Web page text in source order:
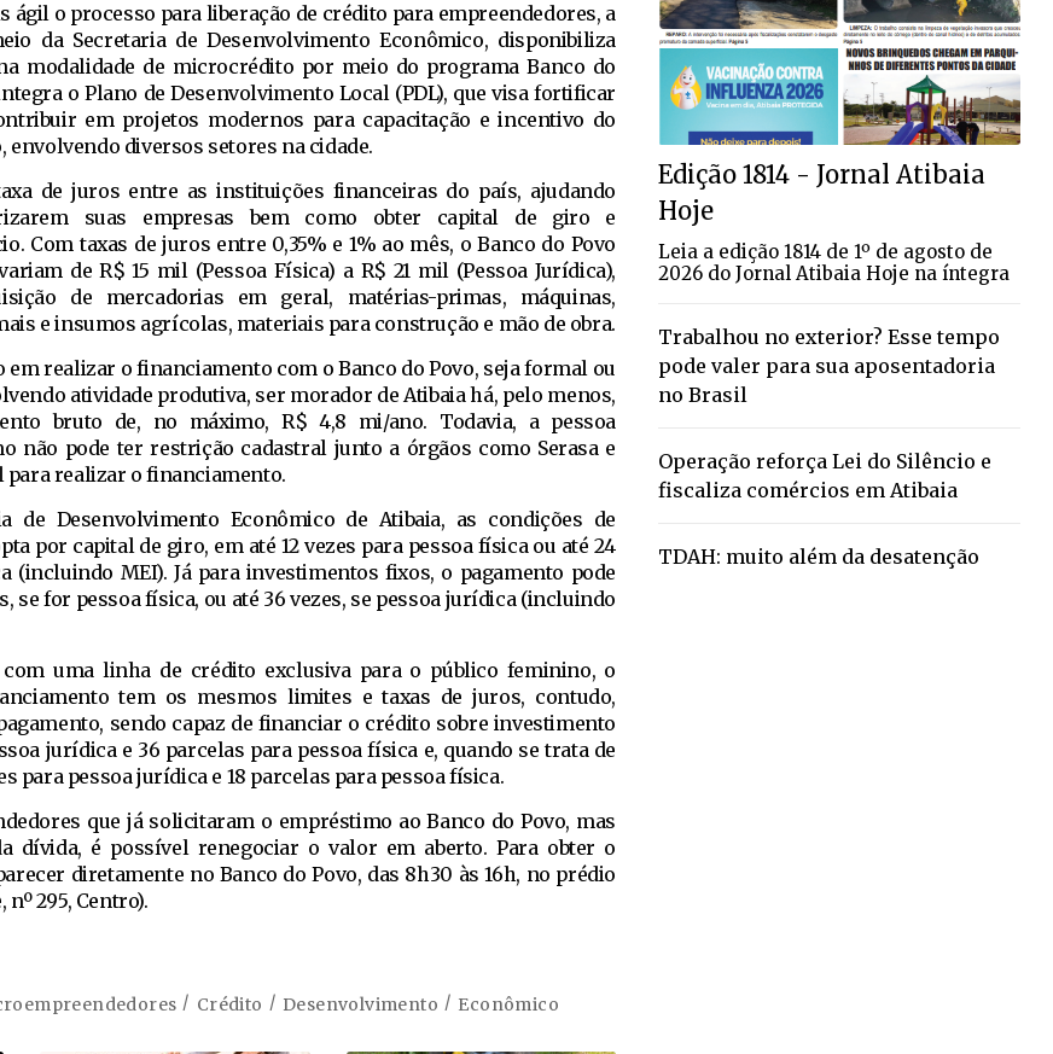
ágil o processo para liberação de crédito para empreendedores, a
da Secretaria de Desenvolvimento Econômico, disponibiliza
modalidade de microcrédito por meio do programa Banco do
o Plano de Desenvolvimento Local (PDL), que visa fortificar
em projetos modernos para capacitação e incentivo do
diversos setores na cidade.
de juros entre as instituições financeiras do país, ajudando
suas empresas bem como obter capital de giro e
Com taxas de juros entre 0,35% e 1% ao mês, o Banco do Povo
de R$ 15 mil (Pessoa Física) a R$ 21 mil (Pessoa Jurídica),
de mercadorias em geral, matérias-primas, máquinas,
e insumos agrícolas, materiais para construção e mão de obra.
em realizar o financiamento com o Banco do Povo, seja formal ou
atividade produtiva, ser morador de Atibaia há, pelo menos,
bruto de, no máximo, R$ 4,8 mi/ano. Todavia, a pessoa
não pode ter restrição cadastral junto a órgãos como Serasa e
para realizar o financiamento.
de Desenvolvimento Econômico de Atibaia, as condições de
por capital de giro, em até 12 vezes para pessoa física ou até 24
(incluindo MEI). Já para investimentos fixos, o pagamento pode
se for pessoa física, ou até 36 vezes, se pessoa jurídica (incluindo
uma linha de crédito exclusiva para o público feminino, o
tem os mesmos limites e taxas de juros, contudo,
sendo capaz de financiar o crédito sobre investimento
jurídica e 36 parcelas para pessoa física e, quando se trata de
para pessoa jurídica e 18 parcelas para pessoa física.
que já solicitaram o empréstimo ao Banco do Povo, mas
dívida, é possível renegociar o valor em aberto. Para obter o
diretamente no Banco do Povo, das 8h30 às 16h, no prédio
nº 295, Centro).
Crédito Desenvolvimento Econômico
Edição 1814 - Jornal Atibaia
Hoje
Leia a edição 1814 de 1º de agosto de
2026 do Jornal Atibaia Hoje na íntegra
Trabalhou no exterior? Esse tempo
pode valer para sua aposentadoria
no Brasil
Operação reforça Lei do Silêncio e
fiscaliza comércios em Atibaia
TDAH: muito além da desatenção